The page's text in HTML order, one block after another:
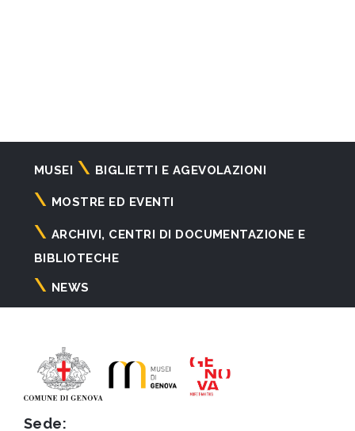
Navigazione
principale
MUSEI BIGLIETTI E AGEVOLAZIONI
MOSTRE ED EVENTI
ARCHIVI, CENTRI DI DOCUMENTAZIONE E
BIBLIOTECHE
NEWS
Sede: